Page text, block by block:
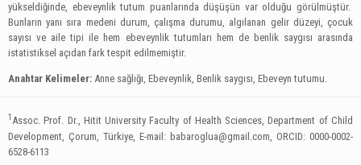
yükseldiğinde, ebeveynlik tutum puanlarında düşüşün var olduğu görülmüştür.
Bunların yanı sıra medeni durum, çalışma durumu, algılanan gelir düzeyi, çocuk
sayısı ve aile tipi ile hem ebeveynlik tutumları hem de benlik saygısı arasında
istatistiksel açıdan fark tespit edilmemiştir.
Anahtar Kelimeler: Anne sağlığı, Ebeveynlik, Benlik saygısı, Ebeveyn tutumu.
1 Assoc. Prof. Dr., Hitit University Faculty of Health Sciences, Department of Child
Development, Çorum, Türkiye, E-mail: babaroglua@gmail.com , ORCID: 0000-0002-
6528-6113